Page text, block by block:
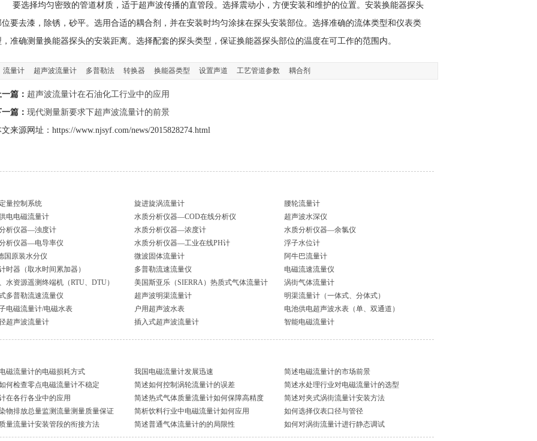
选择均匀密致的管道材质，适于超声波传播的直管段。选择震动小，方便安装和维护的位置。安装换能器探头
位要去漆，除锈，砂平。选用合适的耦合剂，并在安装时均匀涂抹在探头安装部位。选择准确的流体类型和仪表类
，准确测量换能器探头的安装距离。选择配套的探头类型，保证换能器探头部位的温度在可工作的范围内。
流量计 超声波流量计 多普勒法 转换器 换能器类型 设置声道 工艺管道参数 耦合剂
篇： 超声波流量计在石油化工行业中的应用
篇： 现代测量新要求下超声波流量计的前景
来源网址：https://www.njsyf.com/news/2015828274.html
量控制系统 旋进旋涡流量计
腰轮流量计
电电磁流量计
水质分析仪器—COD在线分析仪
超声波水深仪
析仪器—浊度计
水质分析仪器—浓度计
水质分析仪器—余氯仪
析仪器—电导率仪
水质分析仪器—工业在线PH计
浮子水位计
国原装水分仪
微波固体流量计
阿牛巴流量计
时器（取水时间累加器）
多普勒流速流量仪
电磁流速流量仪
水资源遥测终端机（RTU、DTU）
美国斯亚乐（SIERRA）热质式气体流量计
涡街气体流量计
多普勒流速流量仪
超声波明渠流量计
明渠流量计（一体式、分体式）
电磁流量计/电磁水表
户用超声波水表
电池供电超声波水表（单、双通道）
超声波流量计
插入式超声波流量计 智能电磁流量计
磁流量计的电磁损耗方式 我国电磁流量计发展迅速
简述电磁流量计的市场前景
何检查零点电磁流量计不稳定
简述如何控制涡轮流量计的误差
简述水处理行业对电磁流量计的选型
在各行各业中的应用
简述热式气体质量流量计如何保障高精度
简述对夹式涡街流量计安装方法
物排放总量监测流量测量质量保证
简析饮料行业中电磁流量计如何应用
如何选择仪表口径与管径
量流量计安装管段的衔接方法
简述普通气体流量计的的局限性 如何对涡街流量计进行静态调试